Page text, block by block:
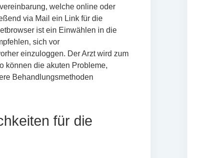
welche online oder
via Mail ein Link für die
ist ein Einwählen in die
sich vor
einzuloggen. Der Arzt wird zum
können die akuten Probleme,
Behandlungsmethoden
für die